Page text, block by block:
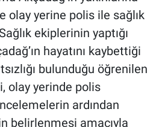
olay yerine polis ile sağlık
ekiplerinin yaptığı
hayatını kaybettiği
bulunduğu öğrenilen
olay yerinde polis
ardından
belirlenmesi amacıyla